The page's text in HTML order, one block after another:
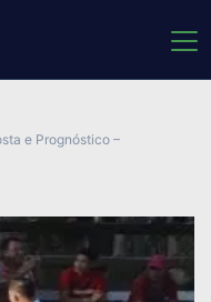
e Prognóstico –